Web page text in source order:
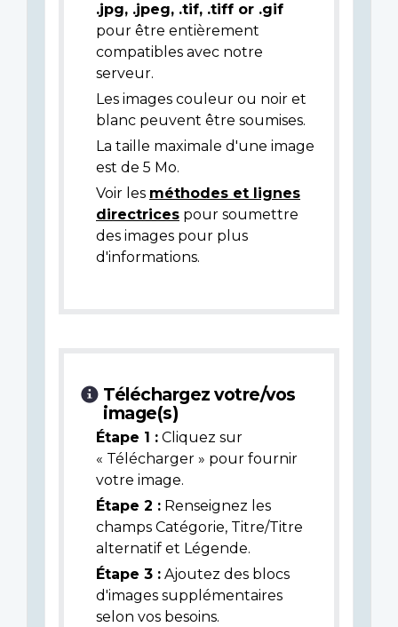
.jpg, .jpeg, .tif, .tiff or .gif
pour être entièrement
compatibles avec notre
serveur.
Les images couleur ou noir et
blanc peuvent être soumises.
La taille maximale d'une image
est de 5 Mo.
Voir les méthodes et lignes
directrices pour soumettre
des images pour plus
d'informations.
Téléchargez votre/vos
image(s)
Étape 1 : Cliquez sur
« Télécharger » pour fournir
votre image.
Étape 2 : Renseignez les
champs Catégorie, Titre/Titre
alternatif et Légende.
Étape 3 : Ajoutez des blocs
d'images supplémentaires
selon vos besoins.